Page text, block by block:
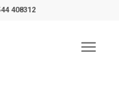
408312